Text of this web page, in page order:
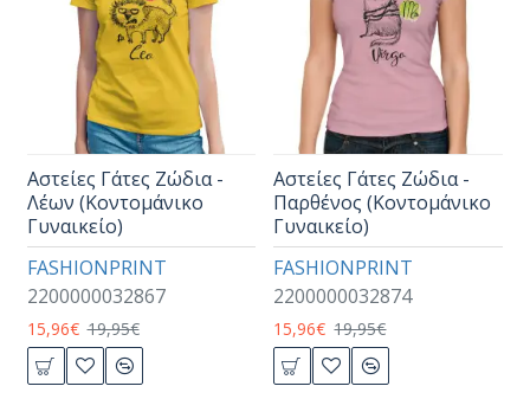
FASHIONPRINT
2200000032867
Αστείες Γάτες Ζώδια -
Λέων (Κοντομάνικο
Γυναικείο)
15,96€ 19,95€
FASHIONPRINT
2200000032874
Αστείες Γάτες Ζώδια -
Παρθένος (Κοντομάνικο
Γυναικείο)
15,96€ 19,95€